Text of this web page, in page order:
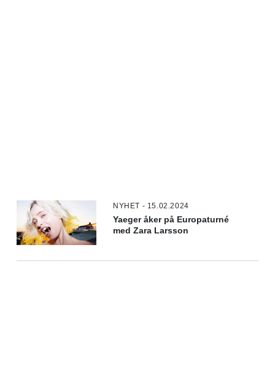
NYHET - 15.02.2024
Yaeger åker på Europaturné
med Zara Larsson